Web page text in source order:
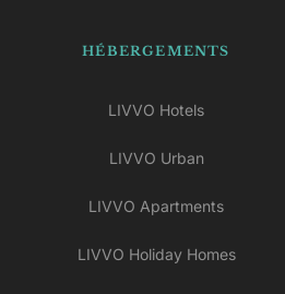
HÉBERGEMENTS
LIVVO Hotels
LIVVO Urban
LIVVO Apartments
LIVVO Holiday Homes